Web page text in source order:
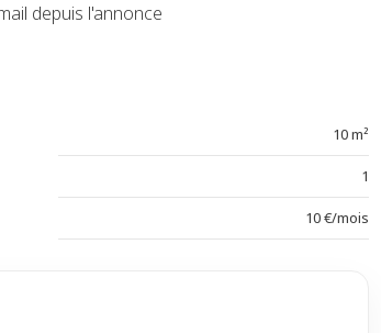
depuis l'annonce
10 m²
1
10 €/mois